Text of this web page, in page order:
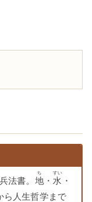
法書。 地
ち
・ 水
すい
・
ら人生哲学まで